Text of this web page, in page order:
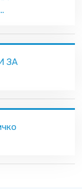
ЗА